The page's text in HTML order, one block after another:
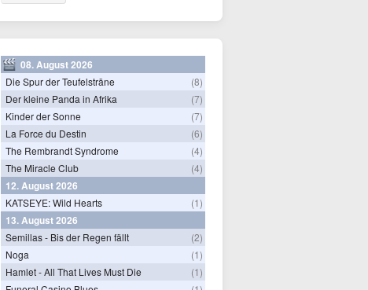
08. August 2026
Die Spur der Teufelsträne
(8)
Der kleine Panda in Afrika
(7)
Kinder der Sonne
(7)
La Force du Destin
(6)
The Rembrandt Syndrome
(4)
The Miracle Club
(4)
12. August 2026
KATSEYE: Wild Hearts (1)
13. August 2026
Semillas - Bis der Regen fällt
(2)
Noga
(1)
Hamlet - All That Lives Must Die
(1)